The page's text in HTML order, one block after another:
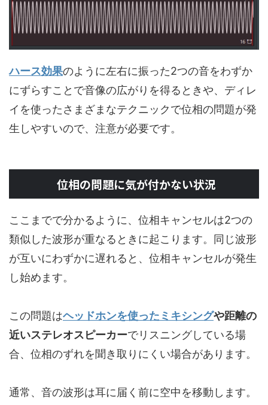
ハース効果のように左右に振った2つの音をわずか
にずらすことで音像の広がりを得るときや、ディレ
イを使ったさまざまなテクニックで位相の問題が発
生しやすいので、注意が必要です。
位相の問題に気が付かない状況
ここまでで分かるように、位相キャンセルは2つの
類似した波形が重なるときに起こります。同じ波形
が互いにわずかに遅れると、位相キャンセルが発生
し始めます。
この問題はヘッドホンを使ったミキシングや距離の
近いステレオスピーカーでリスニングしている場
合、位相のずれを聞き取りにくい場合があります。
通常、音の波形は耳に届く前に空中を移動します。